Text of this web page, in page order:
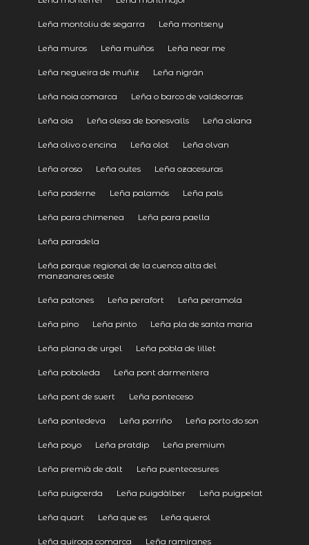
Leña montoliu de segarra Leña montseny
Leña muros Leña muíños Leña near me
Leña negueira de muñiz Leña nigrán
Leña noia comarca Leña o barco de valdeorras
Leña oia Leña olesa de bonesvalls Leña oliana
Leña olivo o encina Leña olot Leña olvan
Leña oroso Leña outes Leña ozacesuras
Leña paderne Leña palamós Leña pals
Leña para chimenea Leña para paella
Leña paradela
Leña parque regional de la cuenca alta del
manzanares oeste
Leña patones Leña perafort Leña peramola
Leña pino Leña pinto Leña pla de santa maria
Leña plana de urgel Leña pobla de lillet
Leña poboleda Leña pont darmentera
Leña pont de suert Leña ponteceso
Leña pontedeva Leña porriño Leña porto do son
Leña poyo Leña pratdip Leña premium
Leña premià de dalt Leña puentecesures
Leña puigcerda Leña puigdàlber Leña puigpelat
Leña quart Leña que es Leña querol
Leña quiroga comarca Leña ramiranes